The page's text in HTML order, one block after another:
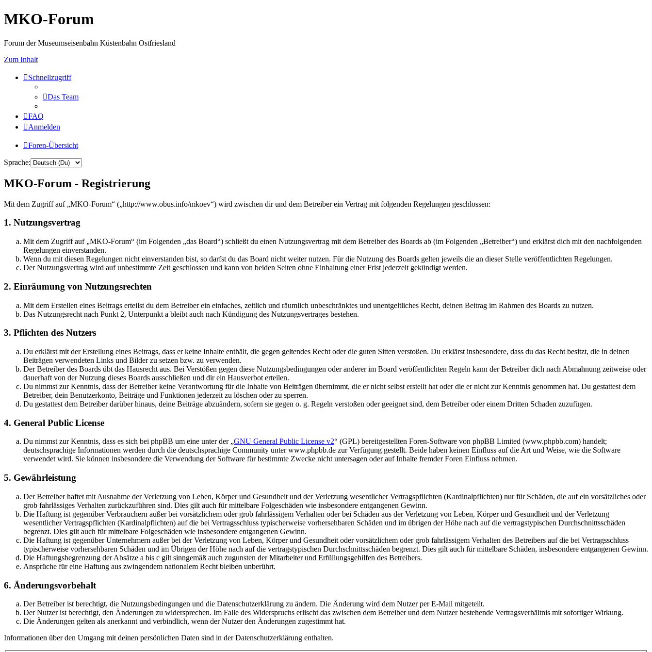
MKO-Forum
Forum der Museumseisenbahn Küstenbahn Ostfriesland
Zum Inhalt
Schnellzugriff
Das Team
FAQ
Anmelden
Foren-Übersicht
Sprache:
MKO-Forum - Registrierung
Mit dem Zugriff auf „MKO-Forum“ („http://www.obus.info/mkoev“) wird zwischen dir und dem Betreiber ein Vertrag mit folgenden Regelungen geschlossen:
1. Nutzungsvertrag
Mit dem Zugriff auf „MKO-Forum“ (im Folgenden „das Board“) schließt du einen Nutzungsvertrag mit dem Betreiber des Boards ab (im Folgenden „Betreiber“) und erklärst dich mit den nachfolgenden
Regelungen einverstanden.
Wenn du mit diesen Regelungen nicht einverstanden bist, so darfst du das Board nicht weiter nutzen. Für die Nutzung des Boards gelten jeweils die an dieser Stelle veröffentlichten Regelungen.
Der Nutzungsvertrag wird auf unbestimmte Zeit geschlossen und kann von beiden Seiten ohne Einhaltung einer Frist jederzeit gekündigt werden.
2. Einräumung von Nutzungsrechten
Mit dem Erstellen eines Beitrags erteilst du dem Betreiber ein einfaches, zeitlich und räumlich unbeschränktes und unentgeltliches Recht, deinen Beitrag im Rahmen des Boards zu nutzen.
Das Nutzungsrecht nach Punkt 2, Unterpunkt a bleibt auch nach Kündigung des Nutzungsvertrages bestehen.
3. Pflichten des Nutzers
Du erklärst mit der Erstellung eines Beitrags, dass er keine Inhalte enthält, die gegen geltendes Recht oder die guten Sitten verstoßen. Du erklärst insbesondere, dass du das Recht besitzt, die in deinen
Beiträgen verwendeten Links und Bilder zu setzen bzw. zu verwenden.
Der Betreiber des Boards übt das Hausrecht aus. Bei Verstößen gegen diese Nutzungsbedingungen oder anderer im Board veröffentlichten Regeln kann der Betreiber dich nach Abmahnung zeitweise oder
dauerhaft von der Nutzung dieses Boards ausschließen und dir ein Hausverbot erteilen.
Du nimmst zur Kenntnis, dass der Betreiber keine Verantwortung für die Inhalte von Beiträgen übernimmt, die er nicht selbst erstellt hat oder die er nicht zur Kenntnis genommen hat. Du gestattest dem
Betreiber, dein Benutzerkonto, Beiträge und Funktionen jederzeit zu löschen oder zu sperren.
Du gestattest dem Betreiber darüber hinaus, deine Beiträge abzuändern, sofern sie gegen o. g. Regeln verstoßen oder geeignet sind, dem Betreiber oder einem Dritten Schaden zuzufügen.
4. General Public License
Du nimmst zur Kenntnis, dass es sich bei phpBB um eine unter der „GNU General Public License v2“ (GPL) bereitgestellten Foren-Software von phpBB Limited (www.phpbb.com) handelt;
deutschsprachige Informationen werden durch die deutschsprachige Community unter www.phpbb.de zur Verfügung gestellt. Beide haben keinen Einfluss auf die Art und Weise, wie die Software
verwendet wird. Sie können insbesondere die Verwendung der Software für bestimmte Zwecke nicht untersagen oder auf Inhalte fremder Foren Einfluss nehmen.
5. Gewährleistung
Der Betreiber haftet mit Ausnahme der Verletzung von Leben, Körper und Gesundheit und der Verletzung wesentlicher Vertragspflichten (Kardinalpflichten) nur für Schäden, die auf ein vorsätzliches oder
grob fahrlässiges Verhalten zurückzuführen sind. Dies gilt auch für mittelbare Folgeschäden wie insbesondere entgangenen Gewinn.
Die Haftung ist gegenüber Verbrauchern außer bei vorsätzlichem oder grob fahrlässigem Verhalten oder bei Schäden aus der Verletzung von Leben, Körper und Gesundheit und der Verletzung
wesentlicher Vertragspflichten (Kardinalpflichten) auf die bei Vertragsschluss typischerweise vorhersehbaren Schäden und im übrigen der Höhe nach auf die vertragstypischen Durchschnittsschäden
begrenzt. Dies gilt auch für mittelbare Folgeschäden wie insbesondere entgangenen Gewinn.
Die Haftung ist gegenüber Unternehmern außer bei der Verletzung von Leben, Körper und Gesundheit oder vorsätzlichem oder grob fahrlässigem Verhalten des Betreibers auf die bei Vertragsschluss
typischerweise vorhersehbaren Schäden und im Übrigen der Höhe nach auf die vertragstypischen Durchschnittsschäden begrenzt. Dies gilt auch für mittelbare Schäden, insbesondere entgangenen Gewinn.
Die Haftungsbegrenzung der Absätze a bis c gilt sinngemäß auch zugunsten der Mitarbeiter und Erfüllungsgehilfen des Betreibers.
Ansprüche für eine Haftung aus zwingendem nationalem Recht bleiben unberührt.
6. Änderungsvorbehalt
Der Betreiber ist berechtigt, die Nutzungsbedingungen und die Datenschutzerklärung zu ändern. Die Änderung wird dem Nutzer per E-Mail mitgeteilt.
Der Nutzer ist berechtigt, den Änderungen zu widersprechen. Im Falle des Widerspruchs erlischt das zwischen dem Betreiber und dem Nutzer bestehende Vertragsverhältnis mit sofortiger Wirkung.
Die Änderungen gelten als anerkannt und verbindlich, wenn der Nutzer den Änderungen zugestimmt hat.
Informationen über den Umgang mit deinen persönlichen Daten sind in der Datenschutzerklärung enthalten.